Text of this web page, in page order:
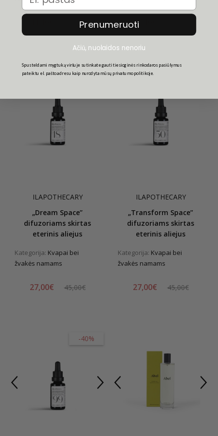
74,00€ 47,40€
-40%
ILAPOTHECARY
„Dream Space”
difuzoriams skirtas
eterinis aliejus
Kategorija: Kvapai bei
žvakės namams
27,00€ 45,00€
ILAPOTHECARY
„Transform Space”
difuzoriams skirtas
eterinis aliejus
Kategorija: Kvapai bei
žvakės namams
27,00€ 45,00€
-40%
Prenumeruoti
Ačiū, nuolaidos nenoriu
Spusteldami mygtuką viršuje sutinkate gauti tiesioginės rinkodaros pasiūlymus
pateiktu el. pašto adresu kaip nurodyta mūsų privatumo politikoje.